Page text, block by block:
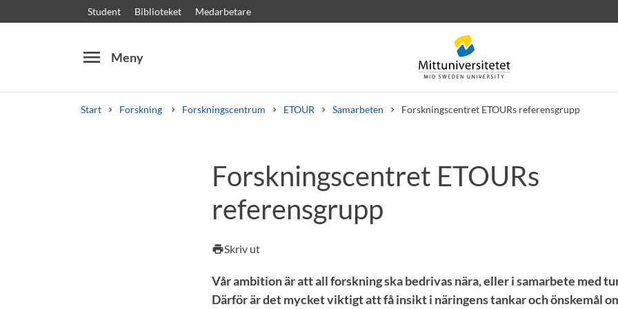
Student Biblioteket Medarbetare
menu Meny
Start Forskning Forskningscentrum ETOUR Samarbeten Forskningscentret ETOURs referensgrupp
Kursplaner VälkomstbrevPersonal Lediga jobb
Forskningscentret ETOURs
referensgrupp
printSkriv ut
Vår ambition är att all forskning ska bedrivas nära, eller i samarbete med
Därför är det mycket viktigt att få insikt i näringens tankar och önskemål